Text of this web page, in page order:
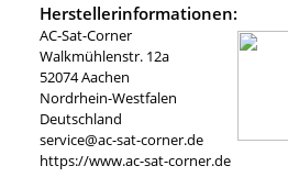
Herstellerinformationen:
AC-Sat-Corner
Walkmühlenstr. 12a
52074 Aachen
Nordrhein-Westfalen
Deutschland
service@ac-sat-corner.de
https://www.ac-sat-corner.de